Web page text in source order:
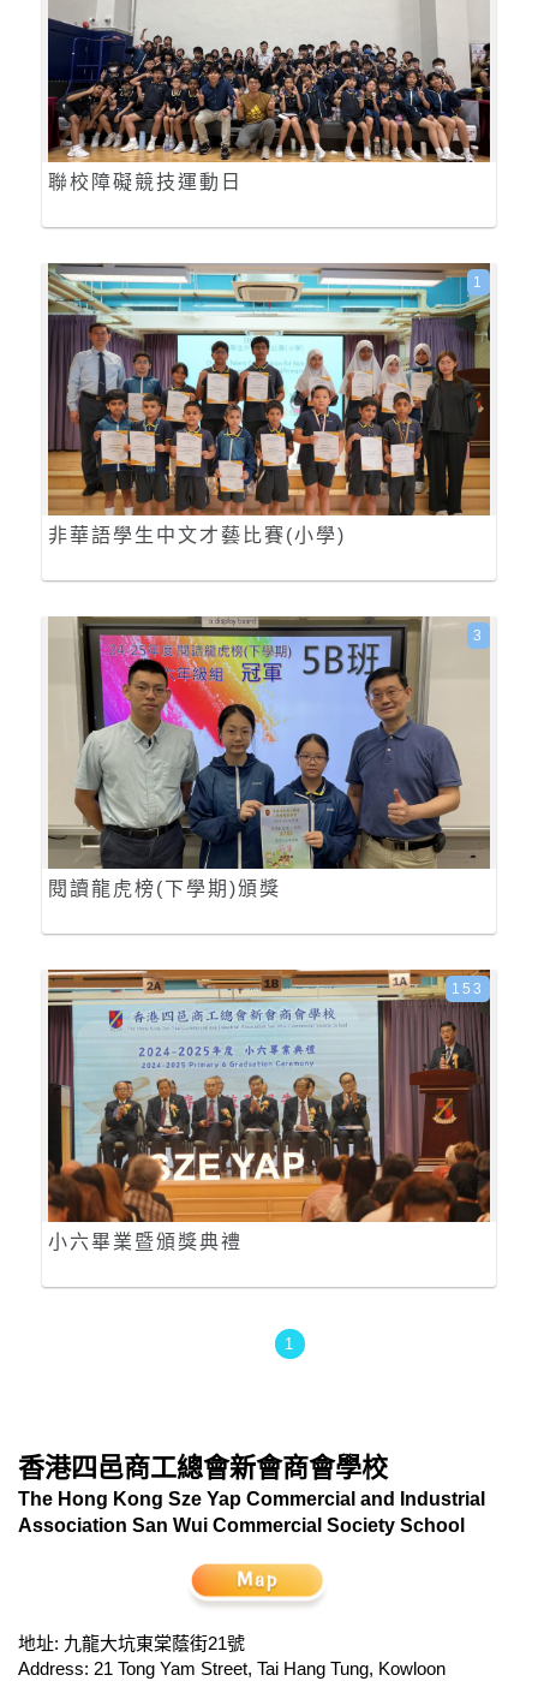
聯校障礙競技運動日
非華語學生中文才藝比賽(小學)
1
閱讀龍虎榜(下學期)頒獎
3
小六畢業暨頒獎典禮
153
1
香港四邑商工總會新會商會學校
The Hong Kong Sze Yap Commercial and Industrial
Association San Wui Commercial Society School
地址: 九龍大坑東棠蔭街21號
Address: 21 Tong Yam Street, Tai Hang Tung, Kowloon